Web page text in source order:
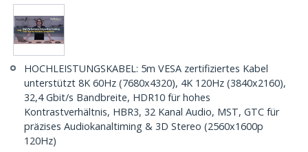
HOCHLEISTUNGSKABEL: 5m VESA zertifiziertes Kabel
unterstützt 8K 60Hz (7680x4320), 4K 120Hz (3840x2160),
32,4 Gbit/s Bandbreite, HDR10 für hohes
Kontrastverhältnis, HBR3, 32 Kanal Audio, MST, GTC für
präzises Audiokanaltiming & 3D Stereo (2560x1600p
120Hz)